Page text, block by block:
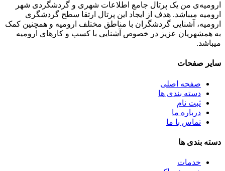
ارومیه‌ی من یک پرتال جامع اطلاعات شهری و گردشگردی شهر
ارومیه میباشد. هدف از ایجاد این پرتال ارتقا سطح گردشگری
ارومیه، آشنایی گردشگران با مناطق مختلف ارومیه و همچنین کمک
به همشهریان عزیز در خصوص آشنایی با کسب و کارهای ارومیه
میباشد.
سایر صفحات
صفحه اصلی
دسته بندی ها
ثبت نام
درباره ما
تماس با ما
دسته بندی ها
خدمات